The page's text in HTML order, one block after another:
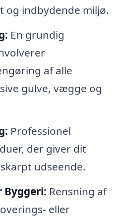
og indbydende miljø.
En grundig
af alle
gulve, vægge og
Professionel
der giver dit
udseende.
Byggeri: Rensning af
eller